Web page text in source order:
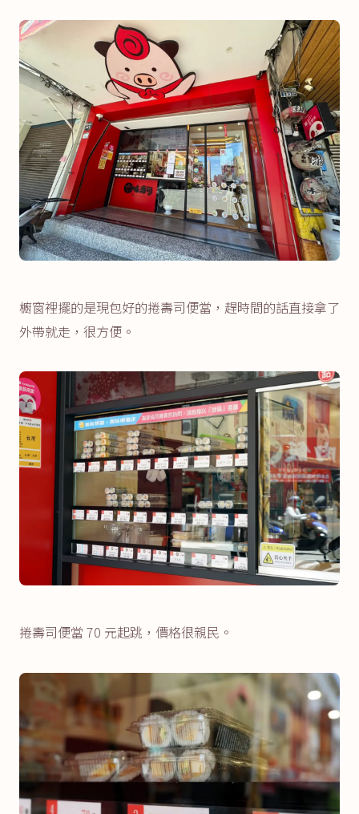
櫥窗裡擺的是現包好的捲壽司便當，趕時間的話直接拿了
外帶就走，很方便。
捲壽司便當 70 元起跳，價格很親民。